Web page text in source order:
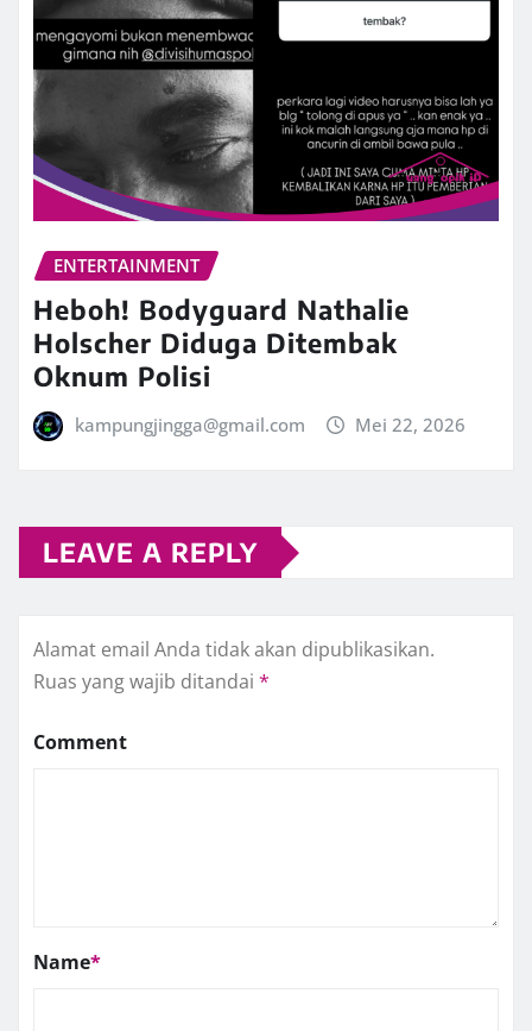
ENTERTAINMENT
Heboh! Bodyguard Nathalie
Holscher Diduga Ditembak
Oknum Polisi
kampungjingga@gmail.com Mei 22, 2026
LEAVE A REPLY
Alamat email Anda tidak akan dipublikasikan.
Ruas yang wajib ditandai *
Comment
Name*